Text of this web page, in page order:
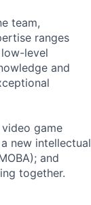
team,
ranges
level
and
game
new intellectual
and
together.